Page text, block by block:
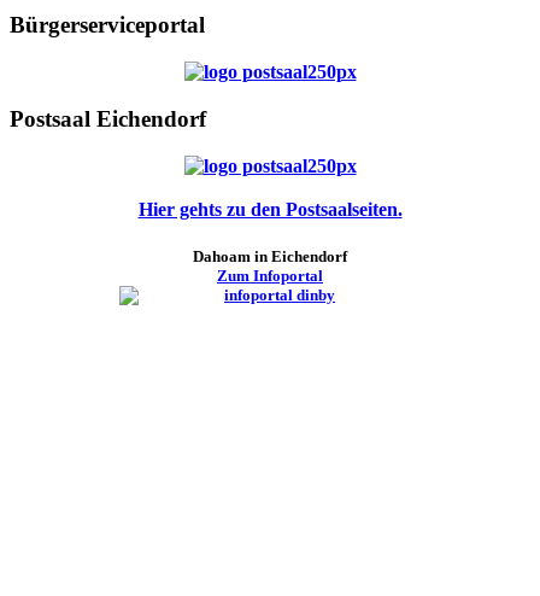
Bürgerserviceportal
Postsaal Eichendorf
Hier gehts zu den Postsaalseiten.
Dahoam in Eichendorf
Zum Infoportal